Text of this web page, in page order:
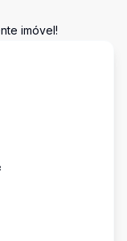
imóvel!